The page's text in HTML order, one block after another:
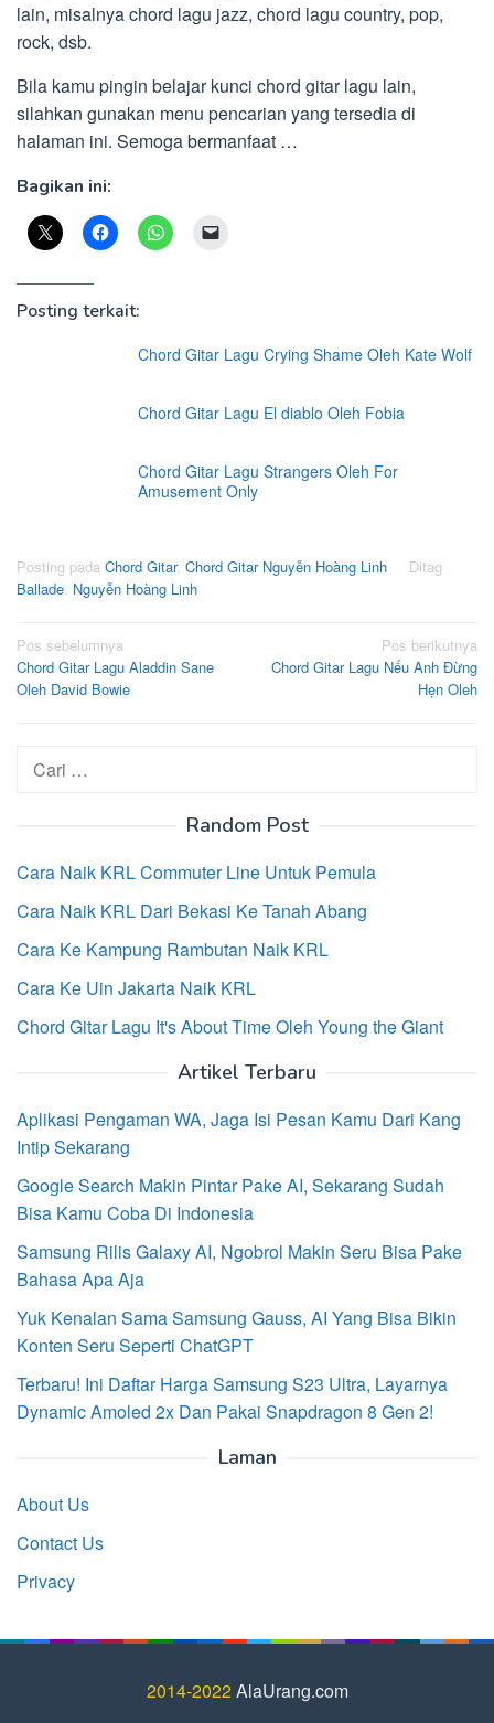
lain, misalnya chord lagu jazz, chord lagu country, pop,
rock, dsb.
Bila kamu pingin belajar kunci chord gitar lagu lain,
silahkan gunakan menu pencarian yang tersedia di
halaman ini. Semoga bermanfaat …
Bagikan ini:
Posting terkait:
Chord Gitar Lagu Crying Shame Oleh Kate Wolf
Chord Gitar Lagu El diablo Oleh Fobia
Chord Gitar Lagu Strangers Oleh For
Amusement Only
Posting pada Chord Gitar, Chord Gitar Nguyễn Hoàng Linh
Ditag
Ballade, Nguyễn Hoàng Linh
Navigasi
pos
Pos sebelumnya
Chord Gitar Lagu Aladdin Sane
Oleh David Bowie
Pos berikutnya
Chord Gitar Lagu Nếu Anh Đừng
Hẹn Oleh
Cari
untuk:
Random Post
Cara Naik KRL Commuter Line Untuk Pemula
Cara Naik KRL Dari Bekasi Ke Tanah Abang
Cara Ke Kampung Rambutan Naik KRL
Cara Ke Uin Jakarta Naik KRL
Chord Gitar Lagu It's About Time Oleh Young the Giant
Artikel Terbaru
Aplikasi Pengaman WA, Jaga Isi Pesan Kamu Dari Kang
Intip Sekarang
Google Search Makin Pintar Pake AI, Sekarang Sudah
Bisa Kamu Coba Di Indonesia
Samsung Rilis Galaxy AI, Ngobrol Makin Seru Bisa Pake
Bahasa Apa Aja
Yuk Kenalan Sama Samsung Gauss, AI Yang Bisa Bikin
Konten Seru Seperti ChatGPT
Terbaru! Ini Daftar Harga Samsung S23 Ultra, Layarnya
Dynamic Amoled 2x Dan Pakai Snapdragon 8 Gen 2!
Laman
About Us
Contact Us
Privacy
2014-2022 AlaUrang.com